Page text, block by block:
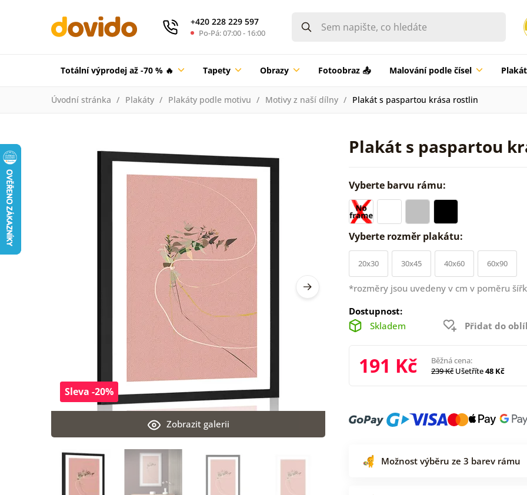
+420 228 229 597
Po-Pá: 07:00 - 16:00
Totální výprodej až -70 % 🔥 Tapety Obrazy Fotoobraz 📤 Malování podle čísel
Úvodní stránka Plakáty Plakáty podle motivu Motivy z naší dílny Plakát s paspartou krása rostlin
Plakát s paspartou
Zobrazit galerii
Sleva -20%
Vyberte barvu rámu:
Vyberte rozměr plakátu:
20x30 30x45 40x60 60x90
*rozměry jsou uvedeny v cm v poměru
Dostupnost:
Skladem
Přidat do
191 Kč
Běžná cena:
239 Kč Ušetříte48 Kč
Možnost výběru ze 3 barev rámu